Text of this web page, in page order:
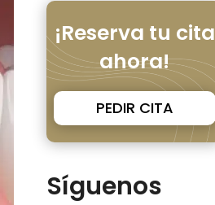
¡Reserva tu cita
ahora!
PEDIR CITA
Síguenos